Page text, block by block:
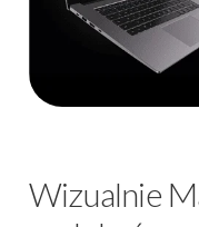
Wizualnie